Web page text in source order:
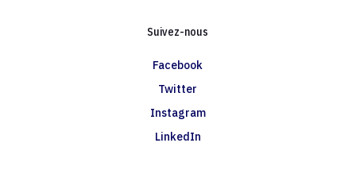
Suivez-nous
Facebook
Twitter
Instagram
LinkedIn